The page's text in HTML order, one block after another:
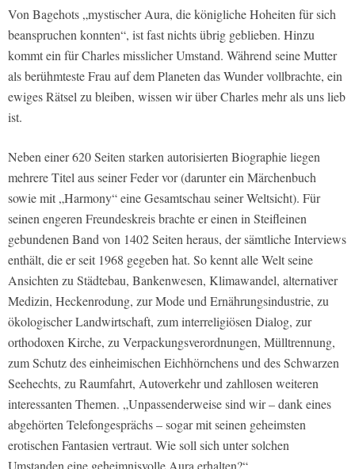
Von Bagehots „mystischer Aura, die königliche Hoheiten für sich
beanspruchen konnten“, ist fast nichts übrig geblieben. Hinzu
kommt ein für Charles misslicher Umstand. Während seine Mutter
als berühmteste Frau auf dem Planeten das Wunder vollbrachte, ein
ewiges Rätsel zu bleiben, wissen wir über Charles mehr als uns lieb
ist.
Neben einer 620 Seiten starken autorisierten Biographie liegen
mehrere Titel aus seiner Feder vor (darunter ein Märchenbuch
sowie mit „Harmony“ eine Gesamtschau seiner Weltsicht). Für
seinen engeren Freundeskreis brachte er einen in Steifleinen
gebundenen Band von 1402 Seiten heraus, der sämtliche Interviews
enthält, die er seit 1968 gegeben hat. So kennt alle Welt seine
Ansichten zu Städtebau, Bankenwesen, Klimawandel, alternativer
Medizin, Heckenrodung, zur Mode und Ernährungsindustrie, zu
ökologischer Landwirtschaft, zum interreligiösen Dialog, zur
orthodoxen Kirche, zu Verpackungsverordnungen, Mülltrennung,
zum Schutz des einheimischen Eichhörnchens und des Schwarzen
Seehechts, zu Raumfahrt, Autoverkehr und zahllosen weiteren
interessanten Themen. „Unpassenderweise sind wir – dank eines
abgehörten Telefongesprächs – sogar mit seinen geheimsten
erotischen Fantasien vertraut. Wie soll sich unter solchen